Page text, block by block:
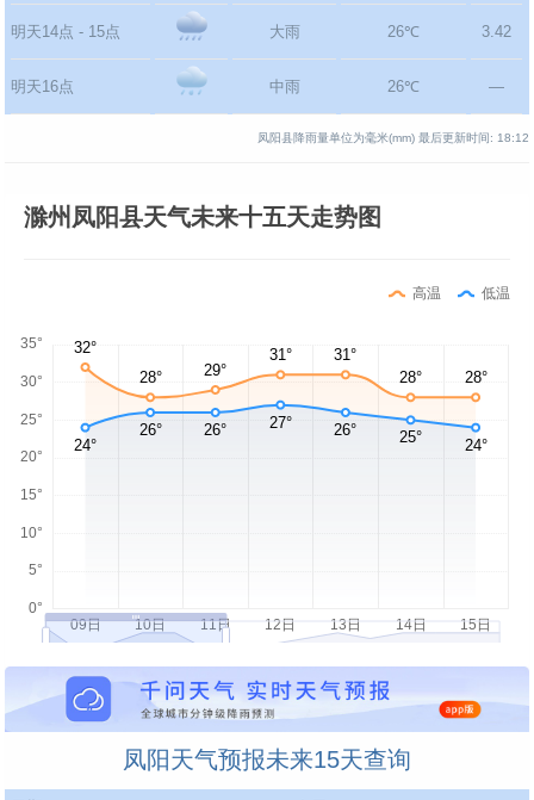
明天14点 - 15点 大雨 26℃ 3.42
明天16点 中雨 26℃ —
凤阳县降雨量单位为毫米(mm) 最后更新时间: 18:12
滁州凤阳县天气未来十五天走势图
高温 低温
凤阳天气预报未来15天查询